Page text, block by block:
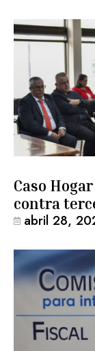
Caso
contra
abril 28,